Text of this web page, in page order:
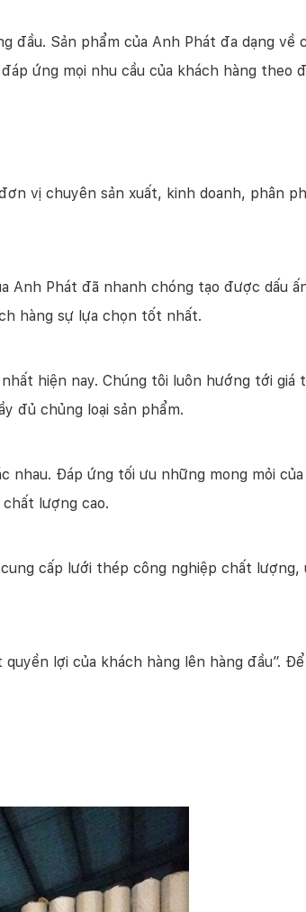
đầu. Sản phẩm của Anh Phát đa dạng về
ứng mọi nhu cầu của khách hàng theo
vị chuyên sản xuất, kinh doanh, phân
Phát đã nhanh chóng tạo được dấu
hàng sự lựa chọn tốt nhất.
hiện nay. Chúng tôi luôn hướng tới giá
đủ chủng loại sản phẩm.
Đáp ứng tối ưu những mong mỏi
lượng cao.
cấp lưới thép công nghiệp chất
lợi của khách hàng lên hàng đầu”.